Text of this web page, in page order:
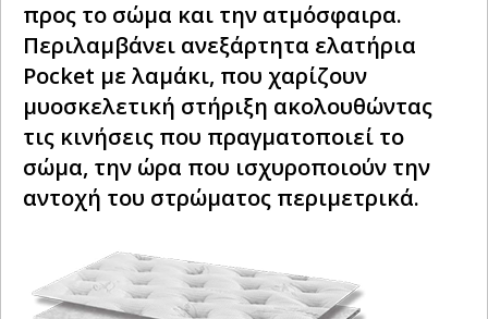
προς το σώμα και την ατμόσφαιρα.
Περιλαμβάνει ανεξάρτητα ελατήρια
Pocket με λαμάκι, που χαρίζουν
μυοσκελετική στήριξη ακολουθώντας
τις κινήσεις που πραγματοποιεί το
σώμα, την ώρα που ισχυροποιούν την
αντοχή του στρώματος περιμετρικά.